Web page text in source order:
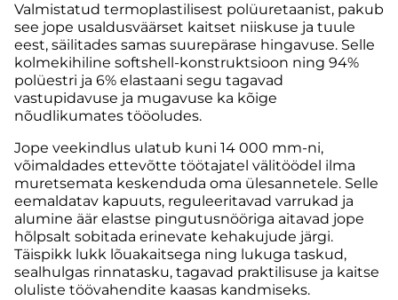
Valmistatud termoplastilisest polüuretaanist, pakub
see jope usaldusväärset kaitset niiskuse ja tuule
eest, säilitades samas suurepärase hingavuse. Selle
kolmekihiline softshell-konstruktsioon ning 94%
polüestri ja 6% elastaani segu tagavad
vastupidavuse ja mugavuse ka kõige
nõudlikumates tööoludes.
Jope veekindlus ulatub kuni 14 000 mm-ni,
võimaldades ettevõtte töötajatel välitöödel ilma
muretsemata keskenduda oma ülesannetele. Selle
eemaldatav kapuuts, reguleeritavad varrukad ja
alumine äär elastse pingutusnööriga aitavad jope
hõlpsalt sobitada erinevate kehakujude järgi.
Täispikk lukk lõuakaitsega ning lukuga taskud,
sealhulgas rinnatasku, tagavad praktilisuse ja kaitse
oluliste töövahendite kaasas kandmiseks.